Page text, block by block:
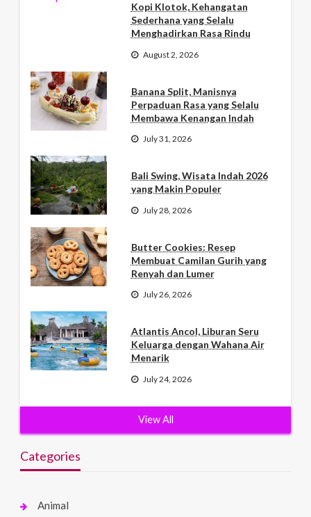
Kopi Klotok, Kehangatan
Sederhana yang Selalu
Menghadirkan Rasa Rindu
August 2, 2026
Banana Split, Manisnya
Perpaduan Rasa yang Selalu
Membawa Kenangan Indah
July 31, 2026
Bali Swing, Wisata Indah 2026
yang Makin Populer
July 28, 2026
Butter Cookies: Resep
Membuat Camilan Gurih yang
Renyah dan Lumer
July 26, 2026
Atlantis Ancol, Liburan Seru
Keluarga dengan Wahana Air
Menarik
July 24, 2026
View All
Categories
Animal